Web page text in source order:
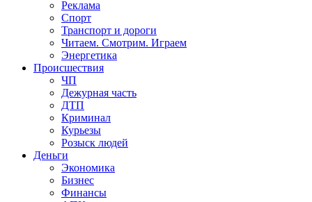
Реклама
Спорт
Транспорт и дороги
Читаем. Смотрим. Играем
Энергетика
Происшествия
ЧП
Дежурная часть
ДТП
Криминал
Курьезы
Розыск людей
Деньги
Экономика
Бизнес
Финансы